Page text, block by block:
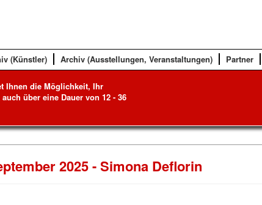
(Künstler) Archiv (Ausstellungen, Veranstaltungen) Partner
Ihnen die Möglichkeit, Ihr
über eine Dauer von 12 - 36
2025 - Simona Deflorin